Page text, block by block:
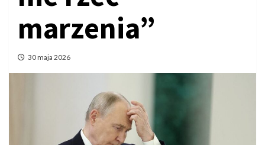
marzenia”
30 maja 2026